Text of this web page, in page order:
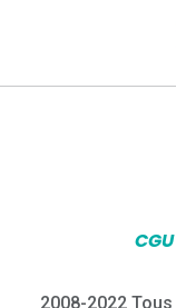
CGU
2008-2022